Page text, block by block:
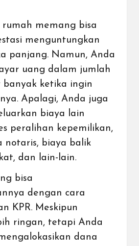
rumah memang bisa
menguntungkan
panjang. Namun, Anda
uang dalam jumlah
banyak ketika ingin
Apalagi, Anda juga
biaya lain
peralihan kepemilikan,
notaris, biaya balik
dan lain-lain.
bisa
dengan cara
KPR. Meskipun
ringan, tetapi Anda
dana